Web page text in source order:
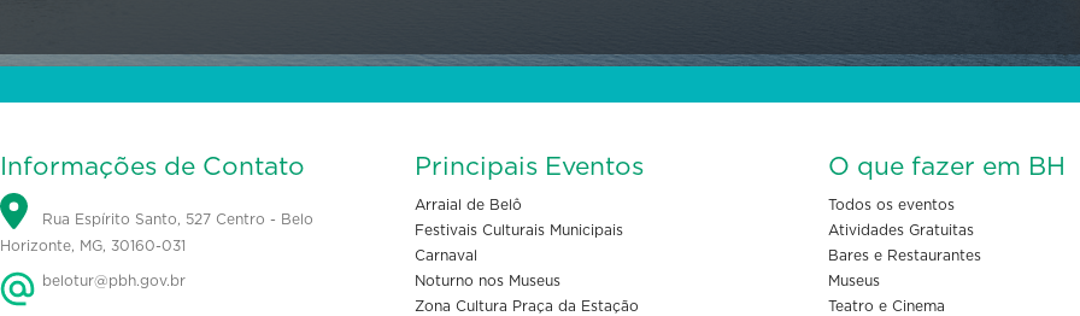
Informações de Contato
Rua Espírito Santo, 527 Centro - Belo
Horizonte, MG, 30160-031
belotur@pbh.gov.br
Principais Eventos
Arraial de Belô
Festivais Culturais Municipais
Carnaval
Noturno nos Museus
Zona Cultura Praça da Estação
O que fazer em BH
Todos os eventos
Atividades Gratuitas
Bares e Restaurantes
Museus
Teatro e Cinema